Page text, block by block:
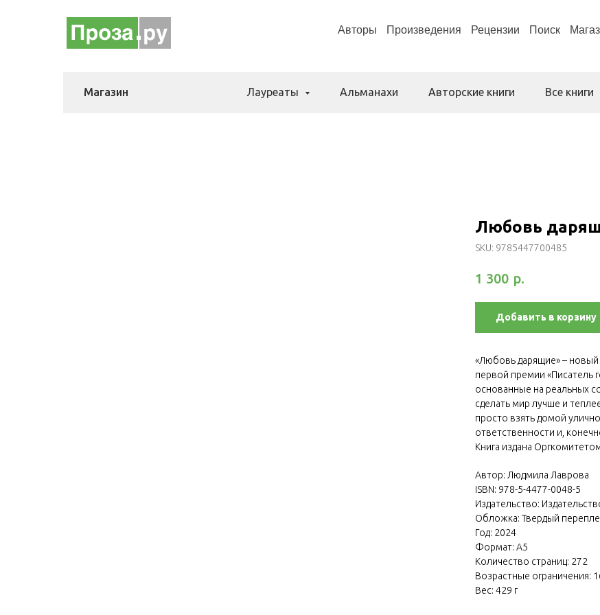
Авторы Произведения Рецензии Поиск
Магазин Лауреаты Альманахи Авторские книги Все книги
Любовь
SKU: 9785447700485
1 300 р.
Добавить в корзину
«Любовь дарящие» –
первой премии «Писатель
основанные на реальных
сделать мир лучше и
просто взять домой
ответственности и,
Книга издана
Автор: Людмила Лаврова
ISBN: 978-5-4477-0048-5
Издательство:
Обложка: Твердый
Год: 2024
Формат: А5
Количество страниц: 272
Возрастные ограничения:
Вес: 429 г